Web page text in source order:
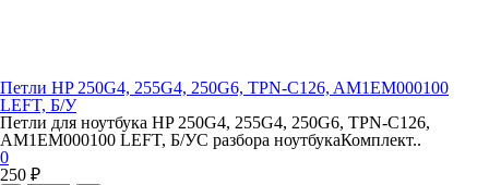
Петли HP 250G4, 255G4, 250G6, TPN-C126, AM1EM000100
LEFT, Б/У
Петли для ноутбука HP 250G4, 255G4, 250G6, TPN-C126,
AM1EM000100 LEFT, Б/УС разбора ноутбукаКомплект..
0
250 ₽